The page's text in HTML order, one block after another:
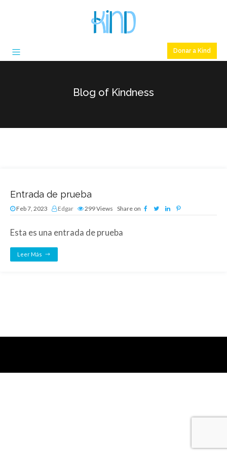
Donar a Kind
Blog of Kindness
Entrada de prueba
Feb 7, 2023 Edgar 299Views Share on
Esta es una entrada de prueba
Leer Más